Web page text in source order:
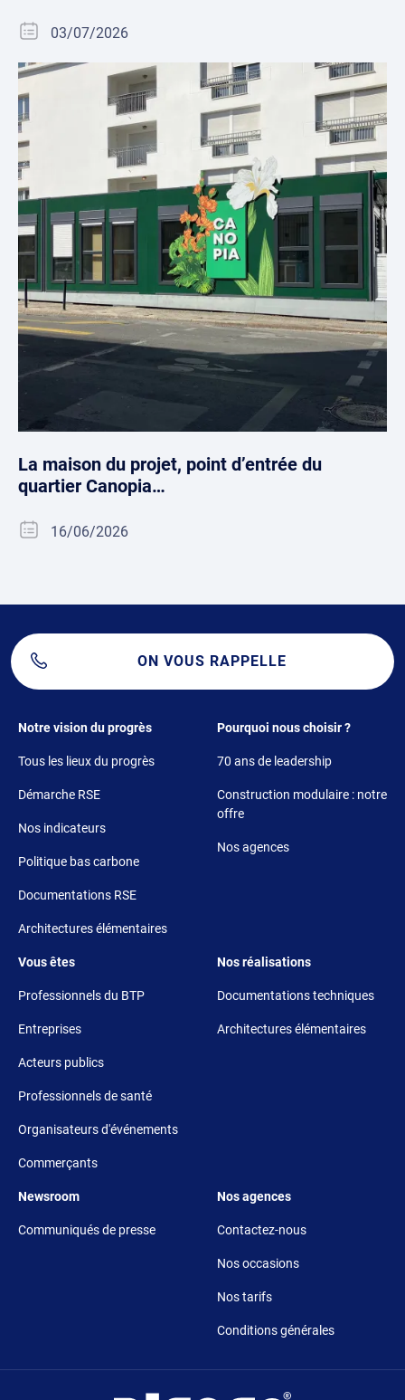
03/07/2026
La maison du projet, point d’entrée du
quartier Canopia…
16/06/2026
ON VOUS RAPPELLE
Footer 1
Notre vision du progrès
Tous les lieux du progrès
Démarche RSE
Nos indicateurs
Politique bas carbone
Documentations RSE
Architectures élémentaires
Footer 2
Pourquoi nous choisir ?
70 ans de leadership
Construction modulaire : notre
offre
Nos agences
Footer 3
Vous êtes
Professionnels du BTP
Entreprises
Acteurs publics
Professionnels de santé
Organisateurs d'événements
Commerçants
Footer 4
Nos réalisations
Documentations techniques
Architectures élémentaires
Footer 5
Newsroom
Communiqués de presse
Footer 6
Nos agences
Contactez-nous
Nos occasions
Nos tarifs
Conditions générales